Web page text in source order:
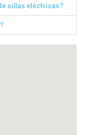
sillas eléctricas?